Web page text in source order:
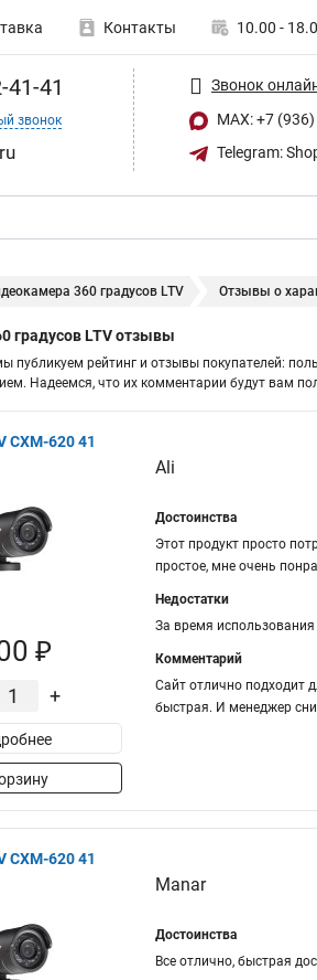
Контакты 10.00 -
41-41
звонок
Звонок
MAX: +7
Telegram:
360 градусов LTV Отзывы о
градусов LTV отзывы
публикуем рейтинг и отзывы покупателей:
Надеемся, что их комментарии будут вам
CXM-620 41
₽
+
Ali
Достоинства
Этот продукт просто
простое, мне очень
Недостатки
За время использования
Комментарий
Сайт отлично подходит
быстрая. И менеджер
CXM-620 41
Manar
Достоинства
Все отлично, быстрая